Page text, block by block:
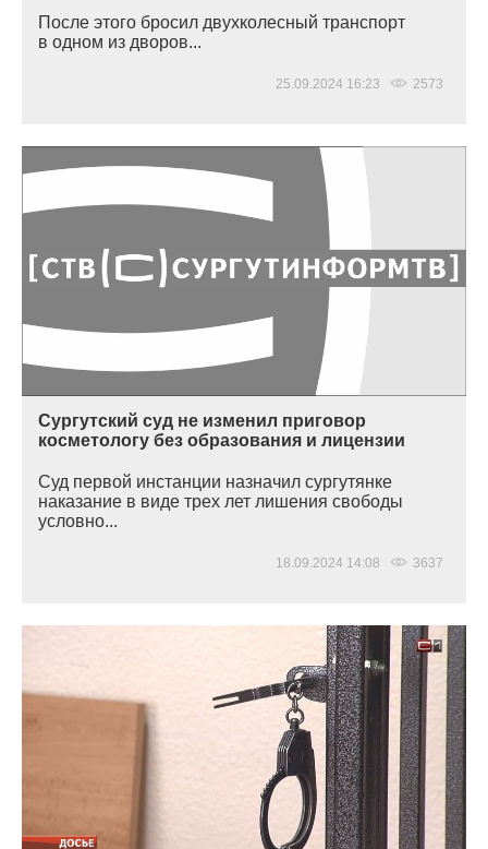
После этого бросил двухколесный транспорт
в одном из дворов...
25.09.2024 16:23 2573
Сургутский суд не изменил приговор
косметологу без образования и лицензии
Суд первой инстанции назначил сургутянке
наказание в виде трех лет лишения свободы
условно...
18.09.2024 14:08 3637